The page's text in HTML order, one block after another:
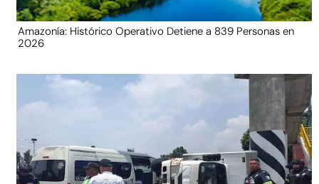
Amazonía: Histórico Operativo Detiene a 839 Personas en
2026